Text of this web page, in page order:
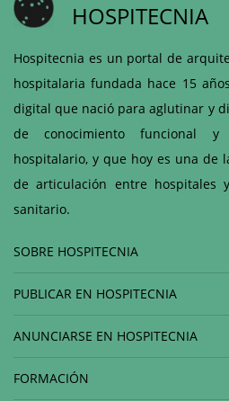
HOSPITECNIA
Hospitecnia es un portal de
hospitalaria fundada hace 15
digital que nació para aglutinar y
de conocimiento funcional y
hospitalario, y que hoy es una de
de articulación entre hospitales
sanitario.
SOBRE HOSPITECNIA
PUBLICAR EN HOSPITECNIA
ANUNCIARSE EN HOSPITECNIA
FORMACIÓN